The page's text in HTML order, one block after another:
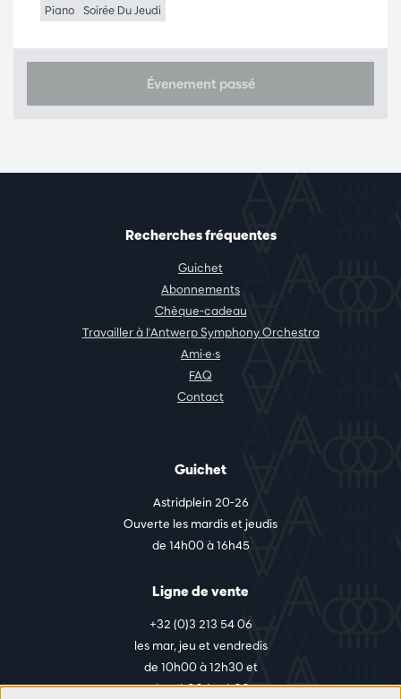
Piano Soirée Du Jeudi
Évenement passé
Recherches fréquentes
Guichet
Abonnements
Chèque-cadeau
Travailler à l'Antwerp Symphony Orchestra
Ami·e·s
FAQ
Contact
Guichet
Astridplein 20-26
Ouverte les mardis et jeudis
de 14h00 à 16h45
Ligne de vente
+32 (0)3 213 54 06
les mar, jeu et vendredis
de 10h00 à 12h30 et
de 14h00 à 17h00